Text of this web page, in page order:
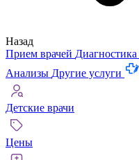
Назад
Прием врачей Диагностика
Анализы Другие услуги
Детские врачи
Цены